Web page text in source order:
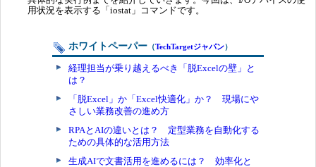
用状況を表示する「iostat」コマンドです。
ホワイトペーパー （TechTargetジャパン）
経理担当が乗り越えるべき「脱Excelの壁」と
は？
「脱Excel」か「Excel快適化」か？ 現場にや
さしい業務改善の進め方
RPAとAIの違いとは？ 定型業務を自動化する
ための具体的な活用方法
生成AIで文書活用を進めるには？ 効率化と